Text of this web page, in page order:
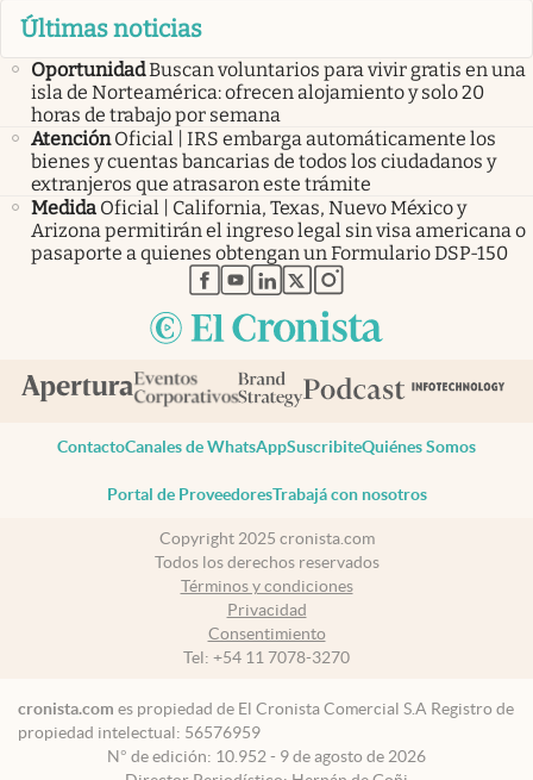
Últimas noticias
OportunidadBuscan voluntarios para vivir gratis en una
isla de Norteamérica: ofrecen alojamiento y solo 20
horas de trabajo por semana
Atención Oficial | IRS embarga automáticamente los
bienes y cuentas bancarias de todos los ciudadanos y
extranjeros que atrasaron este trámite
Medida Oficial | California, Texas, Nuevo México y
Arizona permitirán el ingreso legal sin visa americana o
pasaporte a quienes obtengan un Formulario DSP-150
abre en nueva pestaña
abre en nueva pestaña
abre en nueva pestaña
abre en nueva pestaña
abre en nueva pestaña
ContactoCanales de WhatsAppSuscribiteQuiénes Somos
Portal de ProveedoresTrabajá con nosotros
Copyright 2025 cronista.com
Todos los derechos reservados
Términos y condiciones
Privacidad
Consentimiento
Tel: +54 11 7078-3270
cronista.com es propiedad de El Cronista Comercial S.A Registro de
propiedad intelectual: 56576959
N° de edición: 10.952 - 9 de agosto de 2026